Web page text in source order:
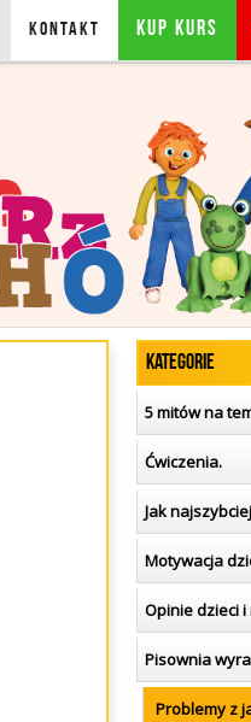
KONTAKT KUP KURS
BLOG ORTOGRAFIA DLA
Kategorie
5 mitów na
Ćwiczenia.
Jak
Motywacja
Opinie dzieci
Pisownia
Problemy z